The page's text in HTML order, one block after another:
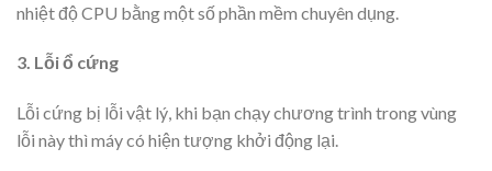
nhiệt độ CPU bằng một số phần mềm chuyên dụng.
3. Lỗi ổ cứng
Lỗi cứng bị lỗi vật lý, khi bạn chạy chương trình trong vùng
lỗi này thì máy có hiện tượng khởi động lại.